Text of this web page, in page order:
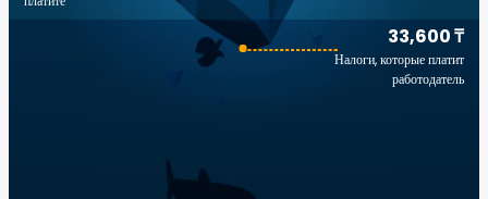
33,600 ₸
Налоги, которые платит
работодатель